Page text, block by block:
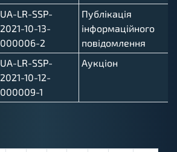
UA-LR-SSP-
2021-10-13-
000006-2
Публікація
інформаційного
повідомлення
UA-LR-SSP-
2021-10-12-
000009-1
Аукціон